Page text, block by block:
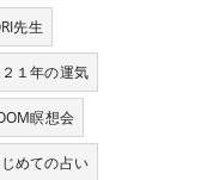
先生
１年の運気
瞑想会
めての占い